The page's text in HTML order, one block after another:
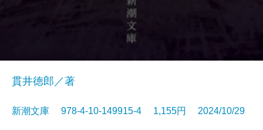
貫井徳郎／著
新潮文庫 978-4-10-149915-4 1,155円 2024/10/29